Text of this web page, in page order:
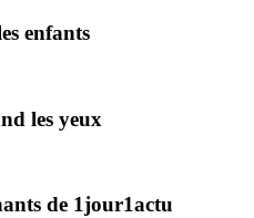
enfants
les yeux
de 1jour1actu